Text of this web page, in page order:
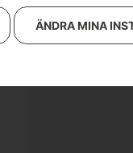
ÄNDRA MINA